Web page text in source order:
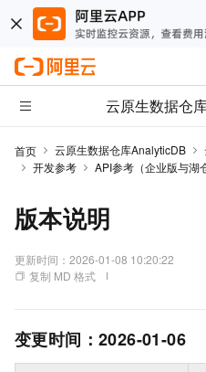
云原生数据仓
首页 云原生数据仓库AnalyticDB
开发参考
API参考（企业版与湖
版本说明
更新时间： 2026-01-08 10:20:22
复制 MD 格式
变更时间： 2026-01-06